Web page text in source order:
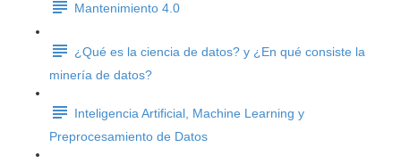
Mantenimiento 4.0
¿Qué es la ciencia de datos? y ¿En qué consiste la
minería de datos?
Inteligencia Artificial, Machine Learning y
Preprocesamiento de Datos